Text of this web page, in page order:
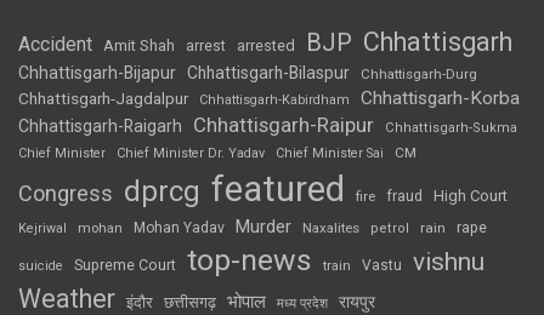
Accident Amit Shah arrest arrested BJP Chhattisgarh
Chhattisgarh-Bijapur Chhattisgarh-Bilaspur Chhattisgarh-Durg
Chhattisgarh-Jagdalpur Chhattisgarh-Kabirdham Chhattisgarh-Korba
Chhattisgarh-Raigarh Chhattisgarh-Raipur
Chhattisgarh-Sukma
Chief Minister
Chief Minister Dr. Yadav Chief Minister Sai CM
Congress dprcg featured fire fraud High Court
Kejriwal mohan Mohan Yadav Murder Naxalites petrol rain rape
suicide Supreme Court top-news train Vastu vishnu
Weather इंदौर छत्तीसगढ़ भोपाल मध्य प्रदेश रायपुर